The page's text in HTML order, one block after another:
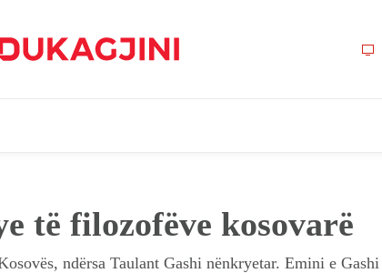
të filozofëve kosovarë
ndërsa Taulant Gashi nënkryetar. Emini e